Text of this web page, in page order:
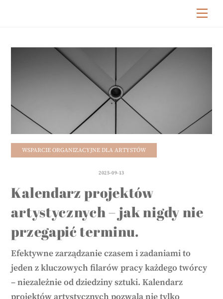
2025-09-13
Kalendarz projektów
artystycznych – jak nigdy nie
przegapić terminu.
WSPARCIE ORGANIZACYJNE DLA ARTYSTÓW
Efektywne zarządzanie czasem i zadaniami to
jeden z kluczowych filarów pracy każdego twórcy
– niezależnie od dziedziny sztuki. Kalendarz